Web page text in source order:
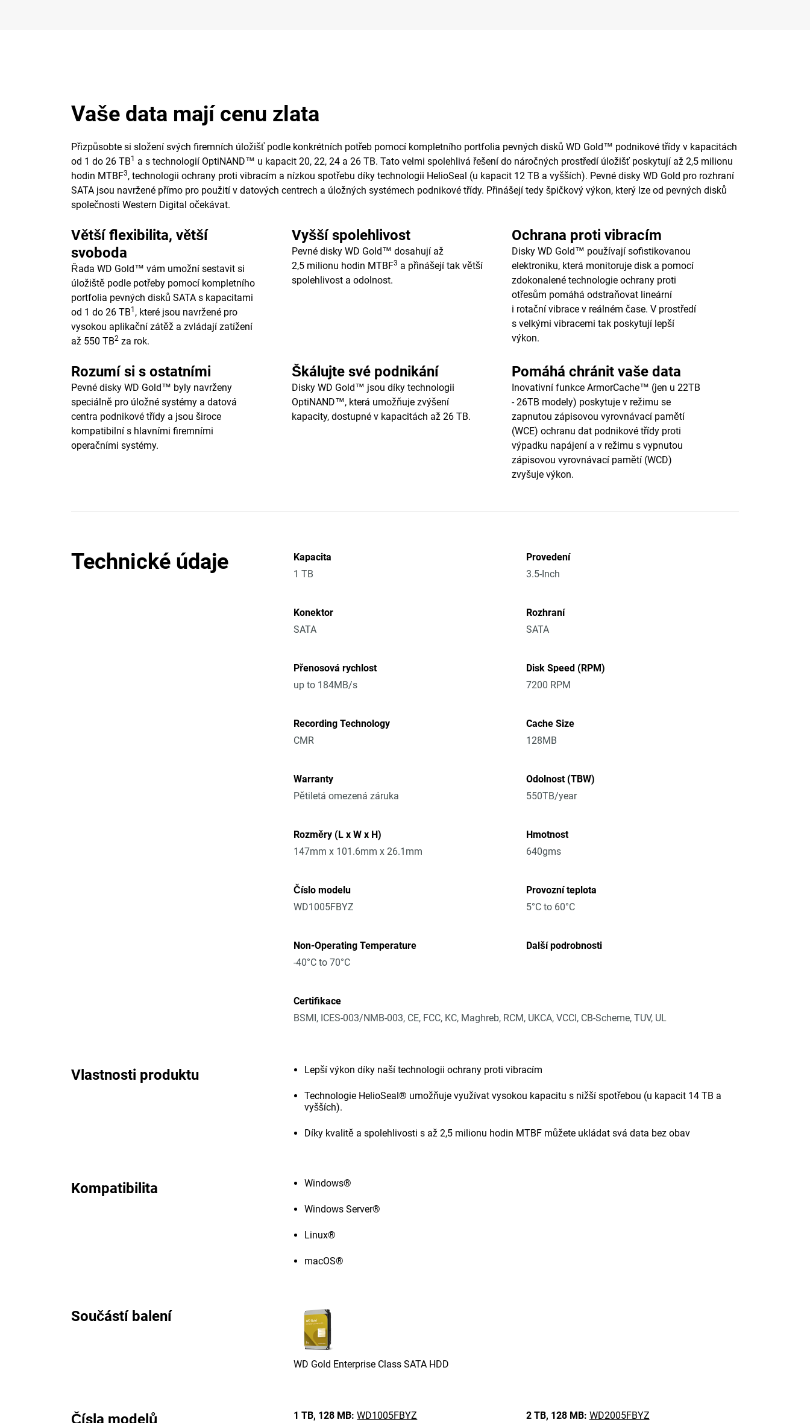
Vaše data mají cenu zlata
Přizpůsobte si složení svých firemních úložišť podle konkrétních potřeb pomocí kompletního portfolia pevných disků WD Gold™ podnikové třídy v kapacitách
od 1 do 26 TB1
a s technologií OptiNAND™ u kapacit 20, 22, 24 a 26 TB. Tato velmi spolehlivá řešení do náročných prostředí úložišť poskytují až 2,5 milionu
hodin MTBF3, technologii ochrany proti vibracím a nízkou spotřebu díky technologii HelioSeal (u kapacit 12 TB a vyšších). Pevné disky WD Gold pro rozhraní
SATA jsou navržené přímo pro použití v datových centrech a úložných systémech podnikové třídy. Přinášejí tedy špičkový výkon, který lze od pevných disků
společnosti Western Digital očekávat.
Větší flexibilita, větší
svoboda
Řada WD Gold™ vám umožní sestavit si
úložiště podle potřeby pomocí kompletního
portfolia pevných disků SATA s kapacitami
od 1 do 26 TB1 , které jsou navržené pro
vysokou aplikační zátěž a zvládají zatížení
až 550 TB2 za rok.
Vyšší spolehlivost
Pevné disky WD Gold™ dosahují až
2,5 milionu hodin MTBF3 a přinášejí tak větší
spolehlivost a odolnost.
Ochrana proti vibracím
Disky WD Gold™ používají sofistikovanou
elektroniku, která monitoruje disk a pomocí
zdokonalené technologie ochrany proti
otřesům pomáhá odstraňovat lineární
i rotační vibrace v reálném čase. V prostředí
s velkými vibracemi tak poskytují lepší
výkon.
Rozumí si s ostatními
Pevné disky WD Gold™ byly navrženy
speciálně pro úložné systémy a datová
centra podnikové třídy a jsou široce
kompatibilní s hlavními firemními
operačními systémy.
Škálujte své podnikání
Disky WD Gold™ jsou díky technologii
OptiNAND™, která umožňuje zvýšení
kapacity, dostupné v kapacitách až 26 TB.
Pomáhá chránit vaše data
Inovativní funkce ArmorCache™ (jen u 22TB
- 26TB modely) poskytuje v režimu se
zapnutou zápisovou vyrovnávací pamětí
(WCE) ochranu dat podnikové třídy proti
výpadku napájení a v režimu s vypnutou
zápisovou vyrovnávací pamětí (WCD)
zvyšuje výkon.
Technické údaje
Kapacita
1 TB
Provedení
3.5-Inch
Konektor
SATA
Rozhraní
SATA
Přenosová rychlost
up to 184MB/s
Disk Speed (RPM)
7200 RPM
Recording Technology
CMR
Cache Size
128MB
Warranty
Pětiletá omezená záruka
Odolnost (TBW)
550TB/year
Rozměry (L x W x H)
147mm x 101.6mm x 26.1mm
Hmotnost
640gms
Číslo modelu
WD1005FBYZ
Provozní teplota
5°C to 60°C
Non-Operating Temperature
-40°C to 70°C
Další podrobnosti
Certifikace
BSMI, ICES-003/NMB-003, CE, FCC, KC, Maghreb, RCM, UKCA, VCCI, CB-Scheme, TUV, UL
Vlastnosti produktu Lepší výkon díky naší technologii ochrany proti vibracím
Technologie HelioSeal® umožňuje využívat vysokou kapacitu s nižší spotřebou (u kapacit 14 TB a
vyšších).
Díky kvalitě a spolehlivosti s až 2,5 milionu hodin MTBF můžete ukládat svá data bez obav
Kompatibilita Windows®
Windows Server®
Linux®
macOS®
Součástí balení
WD Gold Enterprise Class SATA HDD
Čísla modelů 1 TB, 128 MB: WD1005FBYZ 2 TB, 128 MB: WD2005FBYZ